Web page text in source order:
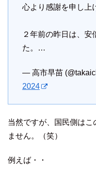
心より感謝を申し上
２年前の昨日は、安
た。…
— 高市早苗
2024
当然ですが、国民側はこ
ません。（笑）
例えば・・